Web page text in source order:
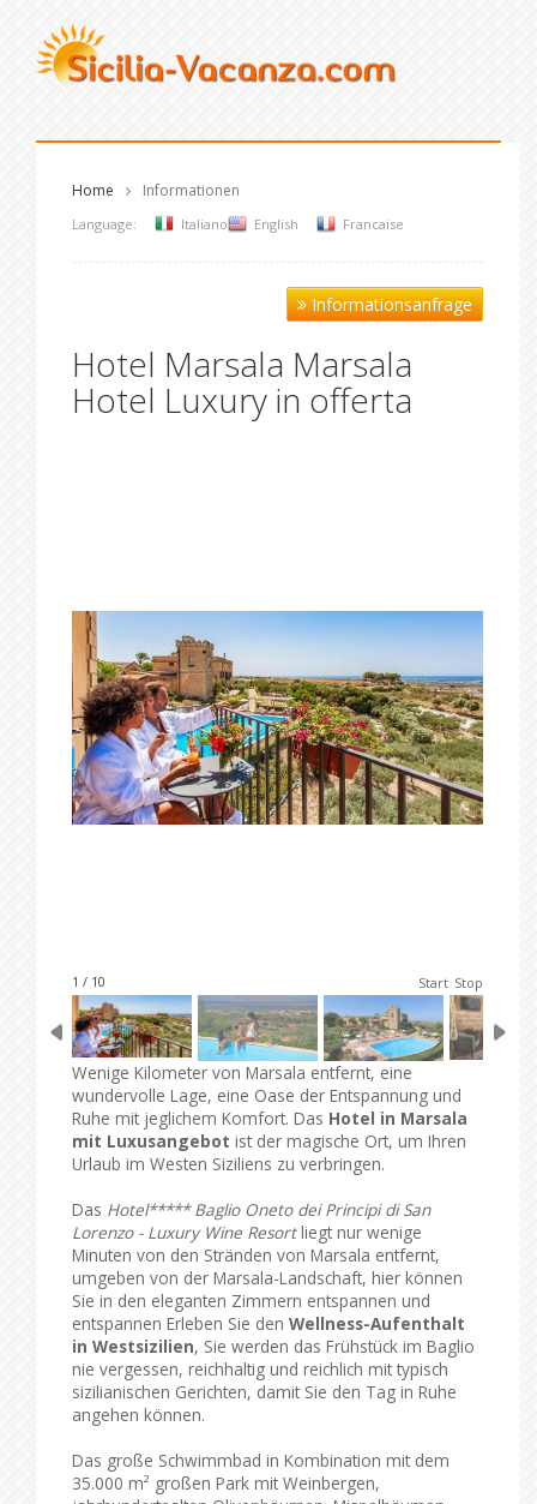
Home Informationen
Language: Italiano English Francaise
Informationsanfrage
Hotel Marsala Marsala
Hotel Luxury in offerta
1 / 10 Start Stop
Wenige Kilometer von Marsala entfernt, eine
wundervolle Lage, eine Oase der Entspannung und
Ruhe mit jeglichem Komfort. Das Hotel in Marsala
mit Luxusangebot ist der magische Ort, um Ihren
Urlaub im Westen Siziliens zu verbringen.
Das Hotel***** Baglio Oneto dei Principi di San
Lorenzo - Luxury Wine Resortliegt nur wenige
Minuten von den Stränden von Marsala entfernt,
umgeben von der Marsala-Landschaft, hier können
Sie in den eleganten Zimmern entspannen und
entspannen Erleben Sie den Wellness-Aufenthalt
in Westsizilien, Sie werden das Frühstück im Baglio
nie vergessen, reichhaltig und reichlich mit typisch
sizilianischen Gerichten, damit Sie den Tag in Ruhe
angehen können.
Das große Schwimmbad in Kombination mit dem
35.000 m² großen Park mit Weinbergen,